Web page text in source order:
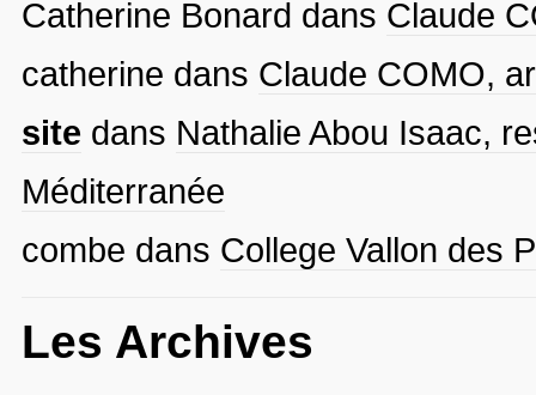
Catherine Bonard dans Claude
catherine dans Claude COMO,
site dans Nathalie Abou Isaac,
Méditerranée
combe dans College Vallon des
Les Archives